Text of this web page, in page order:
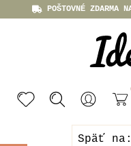
POŠTOVNÉ ZDARMA
Späť